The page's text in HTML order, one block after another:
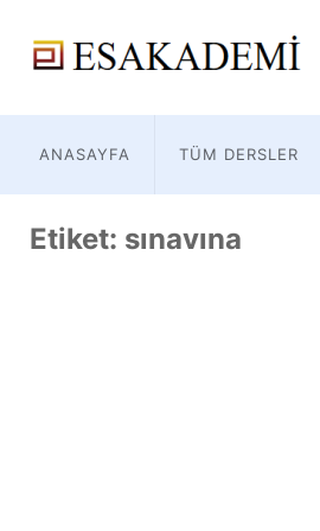
ANASAYFA TÜM DERSLER
Etiket: sınavına